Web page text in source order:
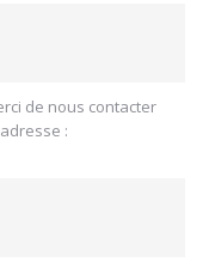
de nous contacter
: